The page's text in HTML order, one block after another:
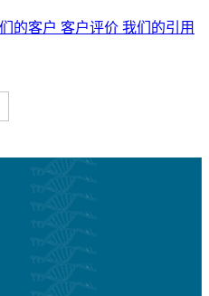
的客户 客户评价 我们的引用